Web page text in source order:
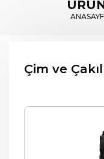
Çim ve